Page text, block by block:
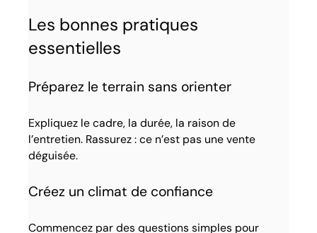
Les bonnes pratiques
essentielles
Préparez le terrain sans orienter
Expliquez le cadre, la durée, la raison de
l’entretien. Rassurez : ce n’est pas une vente
déguisée.
Créez un climat de confiance
Commencez par des questions simples pour